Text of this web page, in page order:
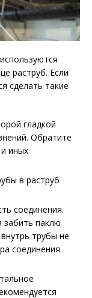
раструб. Если
сделать такие
гладкой
Обратите
иных
в раструб
соединения.
забить паклю
трубы не
соединения